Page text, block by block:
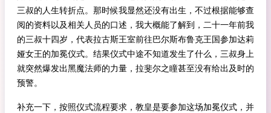
三叔的人生转折点。那时候我显然还没有出生，不过根据能够查
阅的资料以及相关人员的口述，我大概能了解到，二十一年前我
的三叔十四岁，代表拉古斯王室前往巴尔斯布鲁克王国参加达莉
娅女王的加冕仪式。结果仪式中途不知道发生了什么，三叔身上
就突然爆发出黑魔法师的力量，拉斐尔之瞳甚至没有给出及时的
预警。
补充一下，按照仪式流程要求，教皇是要参加这场加冕仪式，并